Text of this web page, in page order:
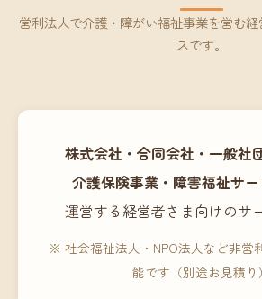
営利法人で介護・障がい福祉事業を営む
スです。
株式会社・合同会社・一般社
介護保険事業・障害福祉サ
運営する経営者さま向けのサ
※ 社会福祉法人・NPO法人など非営
能です（別途お見積り）